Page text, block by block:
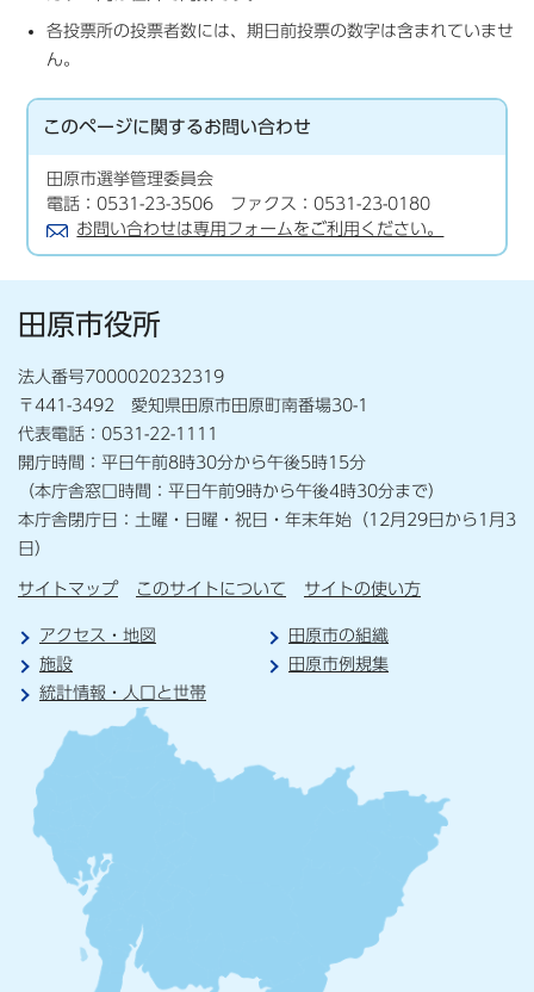
各投票所の投票者数には、期日前投票の数字は含まれていませ
ん。
このページに関するお問い合わせ
田原市選挙管理委員会
電話：0531-23-3506 ファクス：0531-23-0180
お問い合わせは専用フォームをご利用ください。
田原市役所
法人番号7000020232319
〒441-3492 愛知県田原市田原町南番場30-1
代表電話：0531-22-1111
開庁時間：平日午前8時30分から午後5時15分
（本庁舎窓口時間：平日午前9時から午後4時30分まで）
本庁舎閉庁日：土曜・日曜・祝日・年末年始（12月29日から1月3
日）
サイトマップ このサイトについて サイトの使い方
アクセス・地図
田原市の組織
施設
田原市例規集
統計情報・人口と世帯